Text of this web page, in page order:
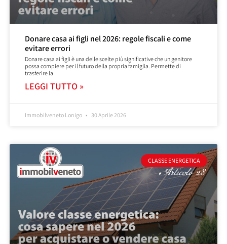
Donare casa ai figli nel 2026: regole fiscali e come
evitare errori
Donare casa ai figli è una delle scelte più significative che un genitore
possa compiere per il futuro della propria famiglia. Permette di
trasferire la
LEGGI TUTTO »
Immobilveneto Lonigo 30 Aprile 2026
CLASSE ENERGETICA